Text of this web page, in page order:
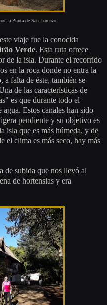
la Punta de San Lorenzo
viaje fue la conocida
Verde. Esta ruta ofrece
de la isla. Durante el recorrido
en la roca donde no entra la
falta de éste, también se
de las características de
es que durante todo el
Estos canales han sido
pendiente y su objetivo es
isla que es más húmeda, y de
el clima es más seco, hay más
de subida que nos llevó al
de hortensias y era